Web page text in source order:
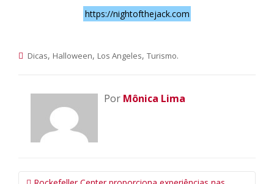
https://nightofthejack.com
Dicas, Halloween, Los Angeles, Turismo.
Por Mônica Lima